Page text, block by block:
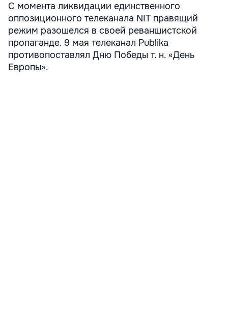
С момента ликвидации единственного
оппозиционного телеканала NIT правящий
режим разошелся в своей реваншистской
пропаганде. 9 мая телеканал Publika
противопоставлял Дню Победы т. н. «День
Европы».